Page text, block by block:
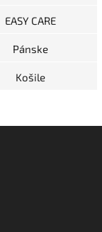
EASY CARE
Pánske
Košile